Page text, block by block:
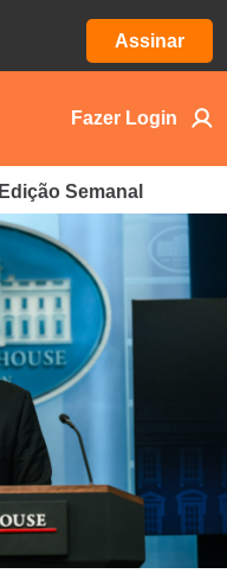
Assinar
Fazer Login
Edição Semanal